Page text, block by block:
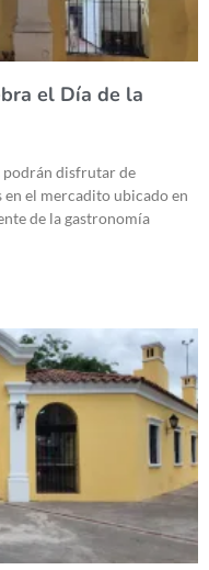
el Día de la
podrán disfrutar de
el mercadito ubicado en
de la gastronomía